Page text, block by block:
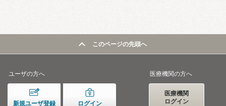
このページの先頭へ
ユーザの方へ
新規ユーザ登録 ログイン
医療機関の方へ
医療機関
ログイン